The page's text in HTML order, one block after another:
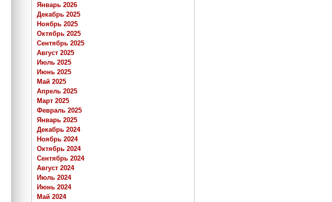
Январь 2026
Декабрь 2025
Ноябрь 2025
Октябрь 2025
Сентябрь 2025
Август 2025
Июль 2025
Июнь 2025
Май 2025
Апрель 2025
Март 2025
Февраль 2025
Январь 2025
Декабрь 2024
Ноябрь 2024
Октябрь 2024
Сентябрь 2024
Август 2024
Июль 2024
Июнь 2024
Май 2024